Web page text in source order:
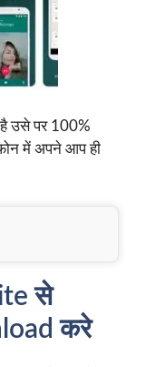
उसे पर 100%
में अपने आप ही
से
करे